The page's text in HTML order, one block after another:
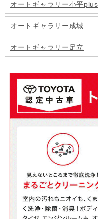
オートギャラリー小平plus
オートギャラリー成城
オートギャラリー足立